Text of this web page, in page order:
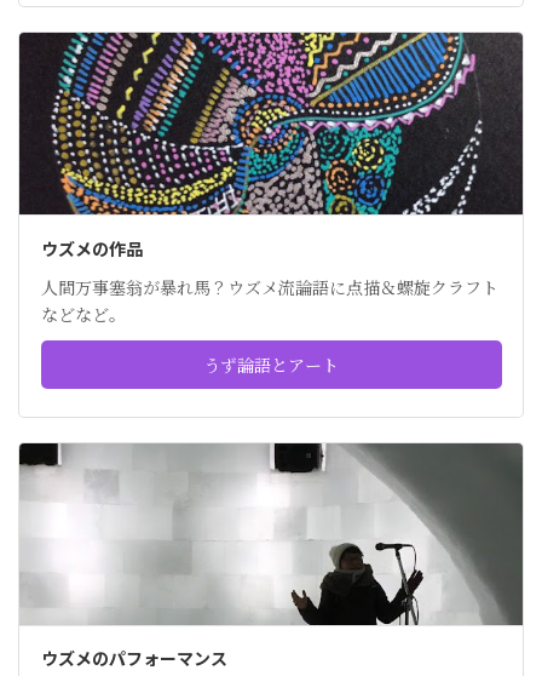
ウズメの作品
人間万事塞翁が暴れ馬？ウズメ流論語に点描＆螺旋クラフト
などなど。
うず論語とアート
ウズメのパフォーマンス